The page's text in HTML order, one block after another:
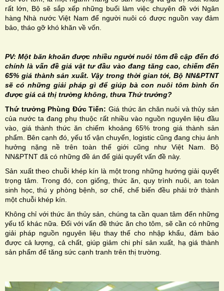
rất lớn, Bộ sẽ sắp xếp những buổi làm việc chuyên đề với Ngân
hàng Nhà nước Việt Nam để người nuôi có được nguồn vay đảm
bảo, tháo gỡ khó khăn về vốn.
PV: Một băn khoăn được nhiều người nuôi tôm đề cập đến đó
chính là vấn đề giá vật tư đầu vào đang tăng cao, chiếm đến
65% giá thành sản xuất. Vậy trong thời gian tới, Bộ NN&PTNT
sẽ có những giải pháp gì để giúp bà con nuôi tôm bình ổn
được giá cả thị trường không, thưa Thứ trưởng?
Thứ trưởng Phùng Đức Tiến: Giá thức ăn chăn nuôi và thủy sản
của nước ta đang phụ thuộc rất nhiều vào nguồn nguyên liệu đầu
vào, giá thành thức ăn chiếm khoảng 65% trong giá thành sản
phẩm. Bên cạnh đó, yếu tố vận chuyển, logistic cũng đang chịu ảnh
hưởng nặng nề trên toàn thế giới cũng như Việt Nam. Bộ
NN&PTNT đã có những đề án để giải quyết vấn đề này.
Sản xuất theo chuỗi khép kín là một trong những hướng giải quyết
trọng tâm. Trong đó, con giống, thức ăn, quy trình nuôi, an toàn
sinh học, thú y phòng bệnh, sơ chế, chế biến đều phải trở thành
một chuỗi khép kín.
Không chỉ với thức ăn thủy sản, chúng ta cần quan tâm đến những
yếu tố khác nữa. Đối với vấn đề thức ăn cho tôm, sẽ cần có những
giải pháp nguồn nguyên liệu thay thế cho nhập khẩu, đảm bảo
được cả lượng, cả chất, giúp giảm chi phí sản xuất, hạ giá thành
sản phẩm để tăng sức cạnh tranh trên thị trường.